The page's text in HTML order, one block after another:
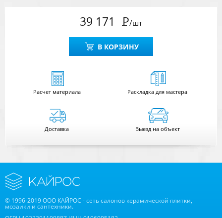
39 171 Р/шт
В КОРЗИНУ
Расчетматериала Раскладка для мастера
Доставка Выезд на объект
© 1996-2019 ООО КАЙРОС - сеть салонов керамической плитки,
мозаики и сантехники.